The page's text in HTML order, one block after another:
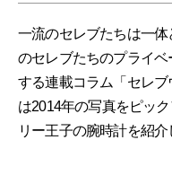
一流のセレブたちは一
のセレブたちのプライ
する連載コラム「セレ
は2014年の写真をピッ
リー王子の腕時計を紹介